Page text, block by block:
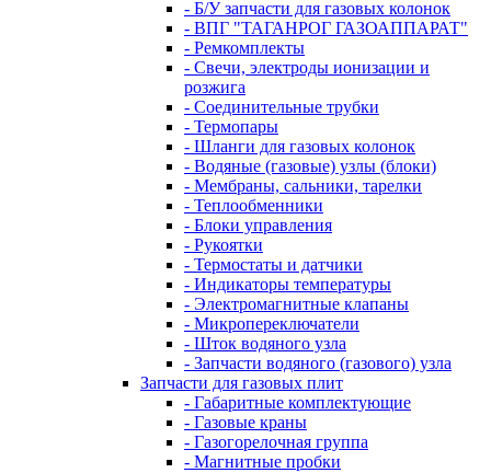
- Б/У запчасти для газовых колонок
- ВПГ "ТАГАНРОГ ГАЗОАППАРАТ"
- Ремкомплекты
- Свечи, электроды ионизации и
розжига
- Соединительные трубки
- Термопары
- Шланги для газовых колонок
- Водяные (газовые) узлы (блоки)
- Мембраны, сальники, тарелки
- Теплообменники
- Блоки управления
- Рукоятки
- Термостаты и датчики
- Индикаторы температуры
- Электромагнитные клапаны
- Микропереключатели
- Шток водяного узла
- Запчасти водяного (газового) узла
Запчасти для газовых плит
- Габаритные комплектующие
- Газовые краны
- Газогорелочная группа
- Магнитные пробки